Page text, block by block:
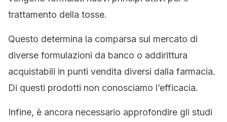
trattamento della tosse.
Questo determina la comparsa sul mercato di
diverse formulazioni da banco o addirittura
acquistabili in punti vendita diversi dalla farmacia.
Di questi prodotti non conosciamo l’efficacia.
Infine, è ancora necessario approfondire gli studi